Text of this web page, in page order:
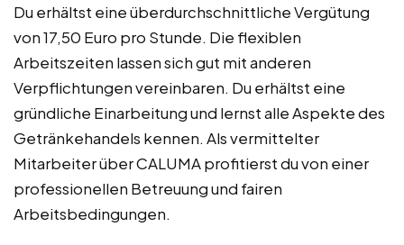
Du erhältst eine überdurchschnittliche Vergütung
von 17,50 Euro pro Stunde. Die flexiblen
Arbeitszeiten lassen sich gut mit anderen
Verpflichtungen vereinbaren. Du erhältst eine
gründliche Einarbeitung und lernst alle Aspekte des
Getränkehandels kennen. Als vermittelter
Mitarbeiter über CALUMA profitierst du von einer
professionellen Betreuung und fairen
Arbeitsbedingungen.